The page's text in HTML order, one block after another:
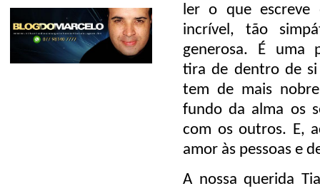
ler o que escreve
incrível, tão
generosa. É uma
tira de dentro de
tem de mais
fundo da alma os
com os outros. E,
amor às pessoas e
A nossa querida